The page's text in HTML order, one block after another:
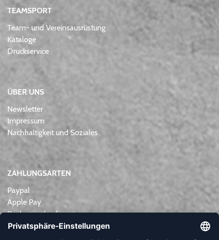
TEAMSPORT
Team- und Vereinsausrüstung
Kataloge
Druckservice
ÜBER UNS
Newsletter
Impressum
Nachhaltigkeit und Soziales
ZAHLUNGSARTEN
Paypal
Apple Pay
Rechnungskauf
Lastschrift
Kreditkarte